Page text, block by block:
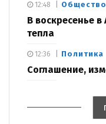
Общество
В воскресенье
тепла
12:48
Политика
Соглашение,
12:36